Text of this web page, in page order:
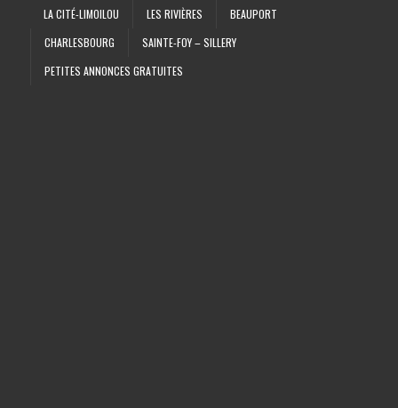
LA CITÉ-LIMOILOU LES RIVIÈRES
BEAUPORT
CHARLESBOURG
SAINTE-FOY – SILLERY
PETITES ANNONCES GRATUITES